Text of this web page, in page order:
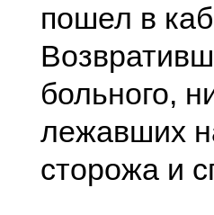
пошел в
больного,
лежавших
сторожа и